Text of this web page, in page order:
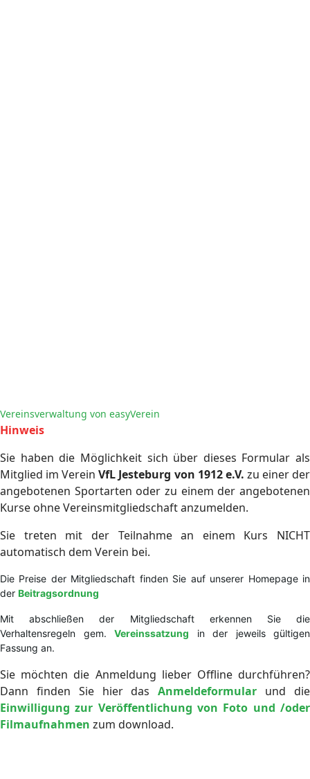
Vereinsverwaltung von easyVerein
Hinweis
Sie haben die Möglichkeit sich über dieses Formular als
Mitglied im VereinVfL Jesteburg von 1912 e.V. zu einer der
angebotenen Sportarten oder zu einem der angebotenen
Kurse ohne Vereinsmitgliedschaft anzumelden.
Sie treten mit der Teilnahme an einem Kurs NICHT
automatisch dem Verein bei.
Die Preise der Mitgliedschaft finden Sie auf unserer Homepage in
der Beitragsordnung
Mit abschließen der Mitgliedschaft erkennen Sie die
Verhaltensregeln gem. Vereinssatzung in der jeweils gültigen
Fassung an.
Sie möchten die Anmeldung lieber Offline durchführen?
Dann finden Sie hier dasAnmeldeformular und die
Einwilligung zur Veröffentlichung von Foto und /oder
Filmaufnahmen zum download.